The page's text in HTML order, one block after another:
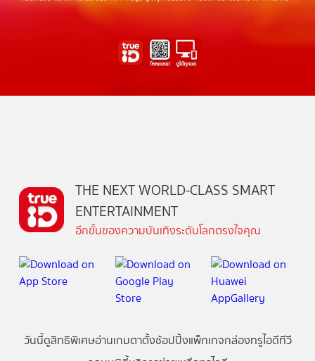
THE NEXT WORLD-CLASS SMART
ENTERTAINMENT
อีกขั้นของความบันเทิงระดับโลกตรงใจคุณ
วันนี้ดูสิทธิพิเศษอ่านเกมตาตั้งช้อปปิ้งแพ็กเกจกล่องทรูไอดีทีวี